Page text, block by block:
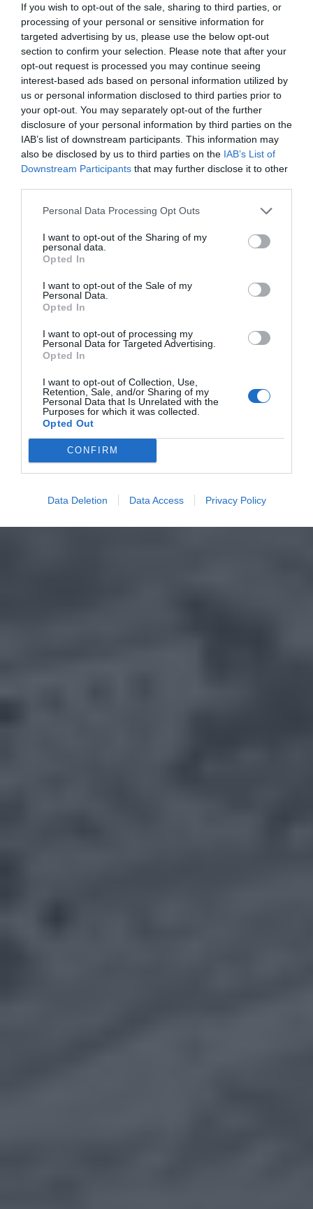
If you wish to opt-out of the sale, sharing to third parties, or
processing of your personal or sensitive information for
targeted advertising by us, please use the below opt-out
section to confirm your selection. Please note that after your
opt-out request is processed you may continue seeing
interest-based ads based on personal information utilized by
us or personal information disclosed to third parties prior to
your opt-out. You may separately opt-out of the further
disclosure of your personal information by third parties on the
IAB’s list of downstream participants. This information may
also be disclosed by us to third parties on the IAB’s List of
Downstream Participants that may further disclose it to other
Personal Data Processing Opt Outs
I want to opt-out of the Sharing of my
personal data.
Opted In
I want to opt-out of the Sale of my
Personal Data.
Opted In
I want to opt-out of processing my
Personal Data for Targeted Advertising.
Opted In
I want to opt-out of Collection, Use,
Retention, Sale, and/or Sharing of my
Personal Data that Is Unrelated with the
Purposes for which it was collected.
Opted Out
CONFIRM
Data Deletion Data Access Privacy Policy